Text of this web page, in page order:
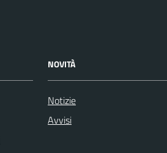
NOVITÀ
Notizie
Avvisi